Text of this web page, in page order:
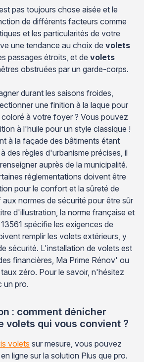
pas toujours chose aisée et le
de différents facteurs comme
et les particularités de votre
une tendance au choix de volets
passages étroits, et de volets
obstruées par un garde-corps.
durant les saisons froides,
une finition à la laque pour
à votre foyer ? Vous pouvez
à l'huile pour un style classique !
à la façade des bâtiments étant
des règles d'urbanisme précises, il
auprès de la municipalité.
réglementations doivent être
pour le confort et la sûreté de
normes de sécurité pour être sûr
d'illustration, la norme française et
spécifie les exigences de
remplir les volets extérieurs, y
sécurité. L'installation de volets est
financières, Ma Prime Rénov' ou
zéro. Pour le savoir, n'hésitez
un pro.
: comment dénicher
volets qui vous convient ?
volets sur mesure, vous pouvez
ligne sur la solution Plus que pro.